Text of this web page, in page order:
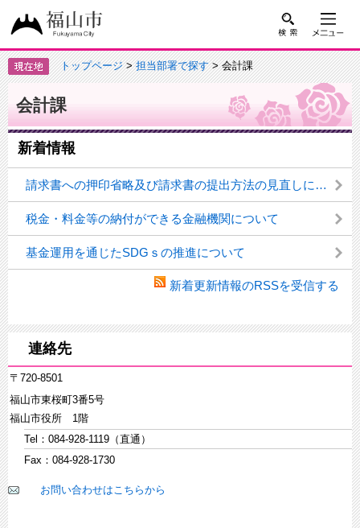
トップページ>担当部署で探す> 会計課
会計課
新着情報
請求書への押印省略及び請求書の提出方法の見直しについて
税金・料金等の納付ができる金融機関について
基金運用を通じたSDGｓの推進について
新着更新情報のRSSを受信する
連絡先
〒720-8501
福山市東桜町3番5号
福山市役所 1階
Tel：084-928-1119（直通）
Fax：084-928-1730
お問い合わせはこちらから